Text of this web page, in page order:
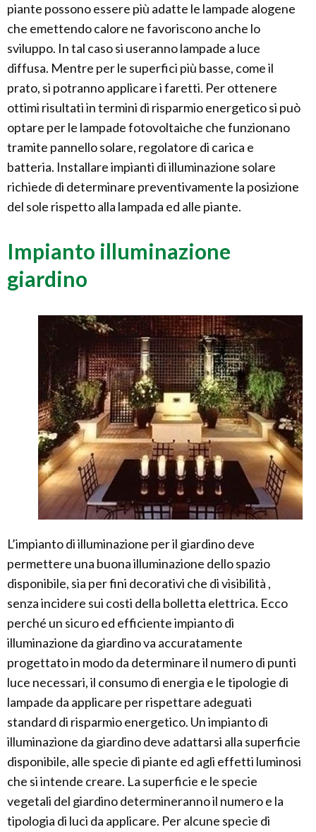
piante possono essere più adatte le lampade alogene
che emettendo calore ne favoriscono anche lo
sviluppo. In tal caso si useranno lampade a luce
diffusa. Mentre per le superfici più basse, come il
prato, si potranno applicare i faretti. Per ottenere
ottimi risultati in termini di risparmio energetico si può
optare per le lampade fotovoltaiche che funzionano
tramite pannello solare, regolatore di carica e
batteria. Installare impianti di illuminazione solare
richiede di determinare preventivamente la posizione
del sole rispetto alla lampada ed alle piante.
Impianto illuminazione
giardino
L’impianto di illuminazione per il giardino deve
permettere una buona illuminazione dello spazio
disponibile, sia per fini decorativi che di visibilità ,
senza incidere sui costi della bolletta elettrica. Ecco
perché un sicuro ed efficiente impianto di
illuminazione da giardino va accuratamente
progettato in modo da determinare il numero di punti
luce necessari, il consumo di energia e le tipologie di
lampade da applicare per rispettare adeguati
standard di risparmio energetico. Un impianto di
illuminazione da giardino deve adattarsi alla superficie
disponibile, alle specie di piante ed agli effetti luminosi
che si intende creare. La superficie e le specie
vegetali del giardino determineranno il numero e la
tipologia di luci da applicare. Per alcune specie di